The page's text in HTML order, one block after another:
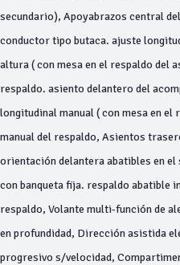
secundario), Apoyabrazos central
conductor tipo butaca. ajuste
altura ( con mesa en el respaldo del
respaldo. asiento delantero del
longitudinal manual ( con mesa en
manual del respaldo, Asientos
orientación delantera abatibles en
con banqueta fija. respaldo abatible
respaldo, Volante multi-función de
en profundidad, Dirección asistida
progresivo s/velocidad,